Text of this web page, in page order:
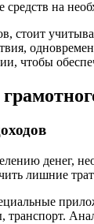
средств на
стоит
чтобы
денег,
лишние